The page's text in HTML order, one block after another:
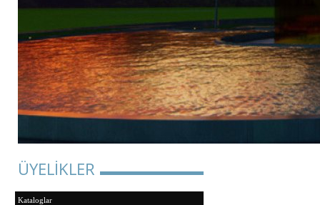
ÜYELİKLER
Kataloglar